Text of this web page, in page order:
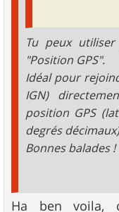
Tu peux utiliser
"Position GPS".
Idéal pour
IGN)
position GPS
degrés
Bonnes balades !
Ha ben voila,